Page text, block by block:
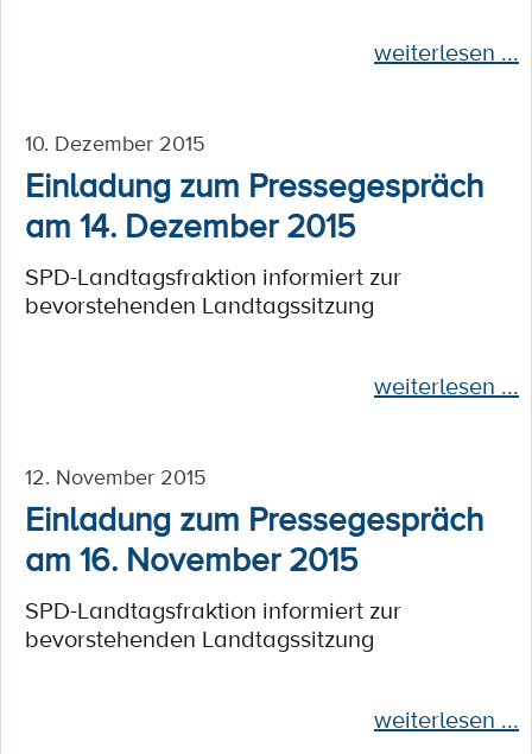
weiterlesen ...
10. Dezember 2015
Einladung zum Pressegespräch
am 14. Dezember 2015
SPD-Landtagsfraktion informiert zur
bevorstehenden Landtagssitzung
weiterlesen ...
12. November 2015
Einladung zum Pressegespräch
am 16. November 2015
SPD-Landtagsfraktion informiert zur
bevorstehenden Landtagssitzung
weiterlesen ...